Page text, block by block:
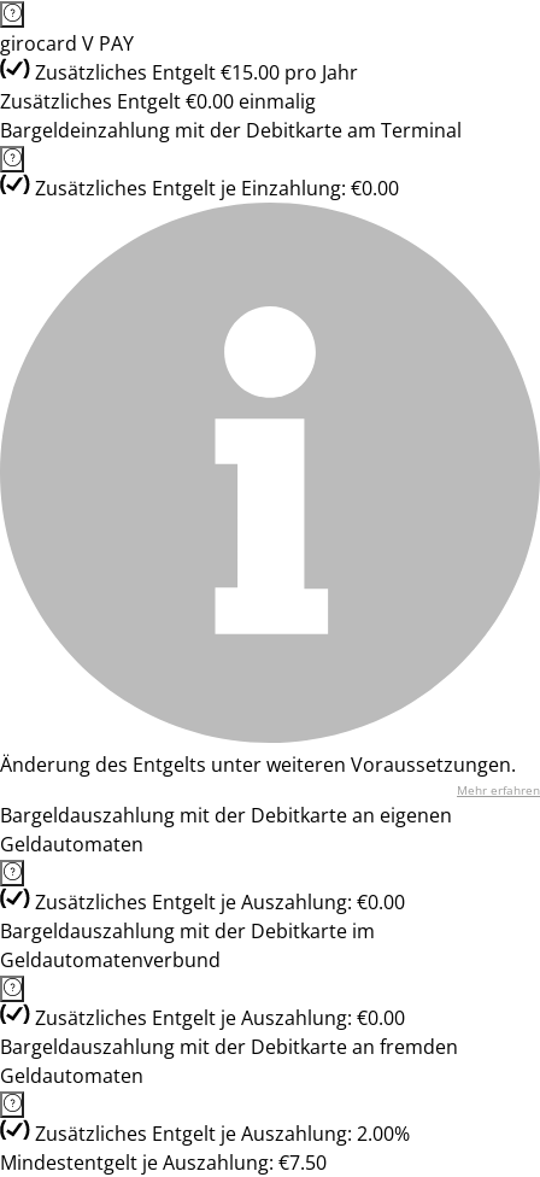
girocard V PAY
Zusätzliches Entgelt €15.00 pro Jahr
Zusätzliches Entgelt €0.00 einmalig
Bargeldeinzahlung mit der Debitkarte am Terminal
Zusätzliches Entgelt je Einzahlung: €0.00
Änderung des Entgelts unter weiteren Voraussetzungen.
Mehr erfahren
Bargeldauszahlung mit der Debitkarte an eigenen
Geldautomaten
Zusätzliches Entgelt je Auszahlung: €0.00
Bargeldauszahlung mit der Debitkarte im
Geldautomatenverbund
Zusätzliches Entgelt je Auszahlung: €0.00
Bargeldauszahlung mit der Debitkarte an fremden
Geldautomaten
Zusätzliches Entgelt je Auszahlung: 2.00%
Mindestentgelt je Auszahlung: €7.50